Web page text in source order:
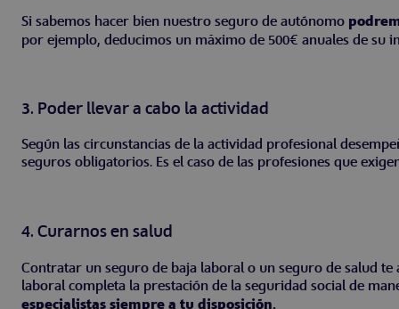
Si sabemos hacer bien nuestro seguro de autónomo
por ejemplo, deducimos un máximo de 500€ anuales de su
3. Poder llevar a cabo la actividad
Según las circunstancias de la actividad profesional
seguros obligatorios. Es el caso de las profesiones que
4. Curarnos en salud
Contratar un seguro de baja laboral o un seguro de salud
laboral completa la prestación de la seguridad social de
especialistas siempre a tu disposición.